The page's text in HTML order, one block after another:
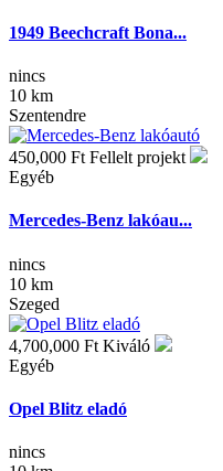
1949 Beechcraft Bona...
nincs
10 km
Szentendre
450,000 Ft Fellelt projekt
Egyéb
Mercedes-Benz lakóau...
nincs
10 km
Szeged
4,700,000 Ft Kiváló
Egyéb
Opel Blitz eladó
nincs